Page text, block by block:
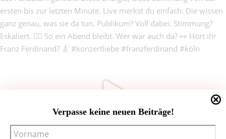
Verpasse keine neuen Beiträge!